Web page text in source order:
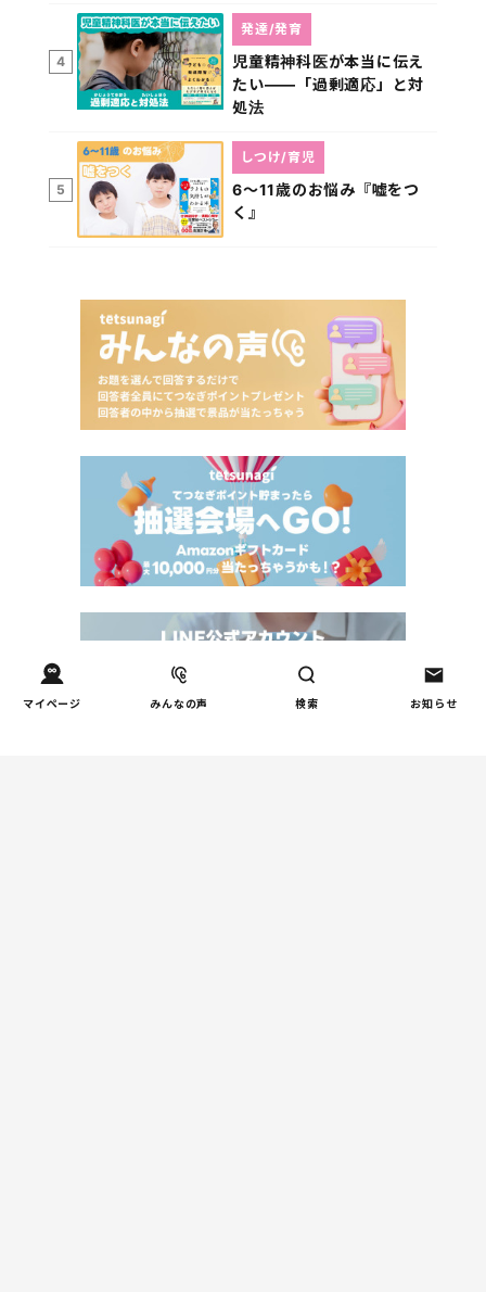
マイページ みんなの声 検索 お知らせ
4
児童精神科医が本当に伝え
たい――「過剰適応」と対
処法
発達/発育
5
6～11歳のお悩み『嘘をつ
く』
しつけ/育児